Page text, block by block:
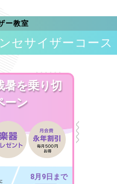
ー教室
セサイザーコース
暑を乗り切
ーン
8月9日まで